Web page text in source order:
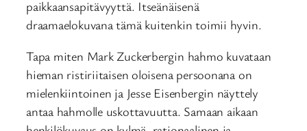
paikkaansapitävyyttä. Itseänäisenä
draamaelokuvana tämä kuitenkin toimii hyvin.
Tapa miten Mark Zuckerbergin hahmo kuvataan
hieman ristiriitaisen oloisena persoonana on
mielenkiintoinen ja Jesse Eisenbergin näyttely
antaa hahmolle uskottavuutta. Samaan aikaan